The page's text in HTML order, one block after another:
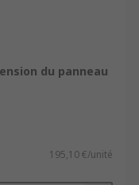
du panneau
195,10 €/unité